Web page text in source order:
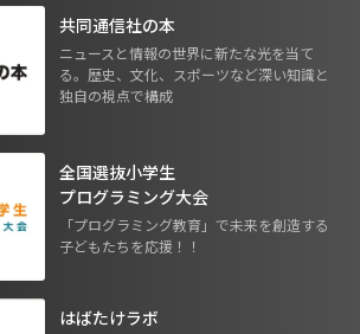
共同通信社の本
ニュースと情報の世界に新たな光を当て
る。歴史、文化、スポーツなど深い知識と
独自の視点で構成
全国選抜小学生
プログラミング大会
「プログラミング教育」で未来を創造する
子どもたちを応援！！
はばたけラボ